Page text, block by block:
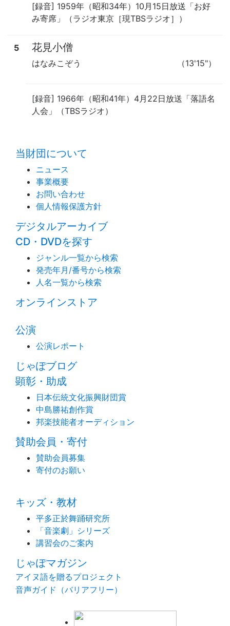
[録音] 1959年（昭和34年）10月15日放送「お好
み寄席」（ラジオ東京［現TBSラジオ］）
5 花見小僧
（13'15"）
はなみこぞう
[録音] 1966年（昭和41年）4月22日放送「落語名
人会」（TBSラジオ）
当財団について
ニュース
事業概要
お問い合わせ
個人情報保護方針
デジタルアーカイブ
CD・DVDを探す
ジャンル一覧から検索
発売年月/番号から検索
人名一覧から検索
オンラインストア
公演
公演レポート
じゃぽブログ
顕彰・助成
日本伝統文化振興財団賞
中島勝祐創作賞
邦楽技能者オーディション
賛助会員・寄付
賛助会員募集
寄付のお願い
キッズ・教材
平多正於舞踊研究所
「音楽劇」シリーズ
講習会のご案内
じゃぽマガジン
アイヌ語を贈るプロジェクト
音声ガイド（バリアフリー）